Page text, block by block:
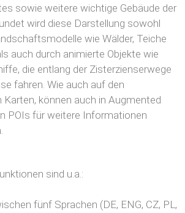
sowie weitere wichtige Gebäude der
wird diese Darstellung sowohl
wie Wälder, Teiche
auch durch animierte Objekte wie
die entlang der Zisterzienserwege
fahren. Wie auch auf den
Karten, können auch in Augmented
POIs für weitere Informationen
sind u.a.:
fünf Sprachen (DE, ENG, CZ, PL,